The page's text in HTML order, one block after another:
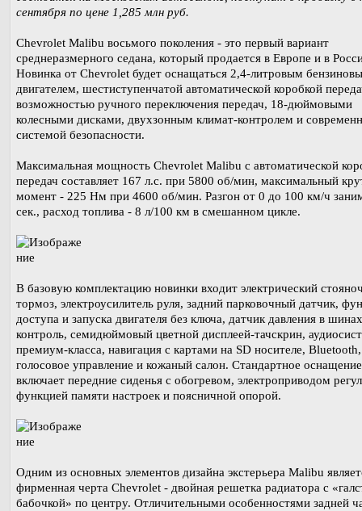
сентября по цене 1,285 млн руб.
Chevrolet Malibu восьмого поколения - это первый вариант
среднеразмерного седана, который продается в Европе и в
Новинка от Chevrolet будет оснащаться 2,4-литровым
двигателем, шестиступенчатой автоматической коробкой
возможностью ручного переключения передач, 18-дюймовыми
колесными дисками, двухзонным климат-контролем и
системой безопасности.
Максимальная мощность Chevrolet Malibu с автоматической
передач составляет 167 л.с. при 5800 об/мин, максимальный
момент - 225 Нм при 4600 об/мин. Разгон от 0 до 100 км/ч
сек., расход топлива - 8 л/100 км в смешанном цикле.
В базовую комплектацию новинки входит электрический
тормоз, электроусилитель руля, задний парковочный датчик,
доступа и запуска двигателя без ключа, датчик давления в
контроль, семидюймовый цветной дисплеей-тачскрин,
премиум-класса, навигация с картами на SD носителе, Bluetooth,
голосовое управление и кожаный салон. Стандартное
включает передние сиденья с обогревом, электроприводом
функцией памяти настроек и поясничной опорой.
Одним из основных элементов дизайна экстерьера Malibu
фирменная черта Chevrolet - двойная решетка радиатора с
бабочкой» по центру. Отличительными особенностями задней